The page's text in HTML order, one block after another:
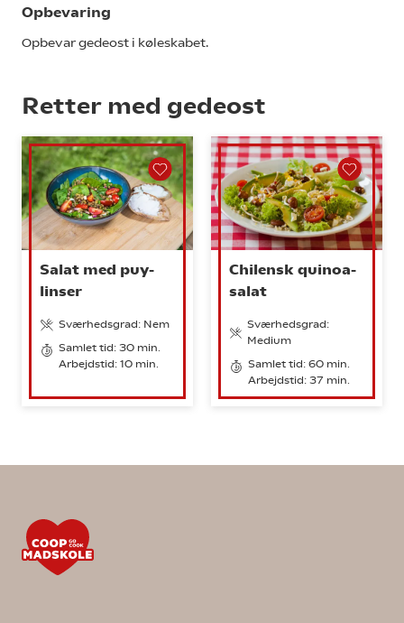
Opbevaring
Opbevar gedeost i køleskabet.
Retter med gedeost
Salat med puy-
linser
Sværhedsgrad: Nem
Samlet tid: 30 min.
Arbejdstid: 10 min.
Chilensk quinoa-
salat
Sværhedsgrad:
Medium
Samlet tid: 60 min.
Arbejdstid: 37 min.